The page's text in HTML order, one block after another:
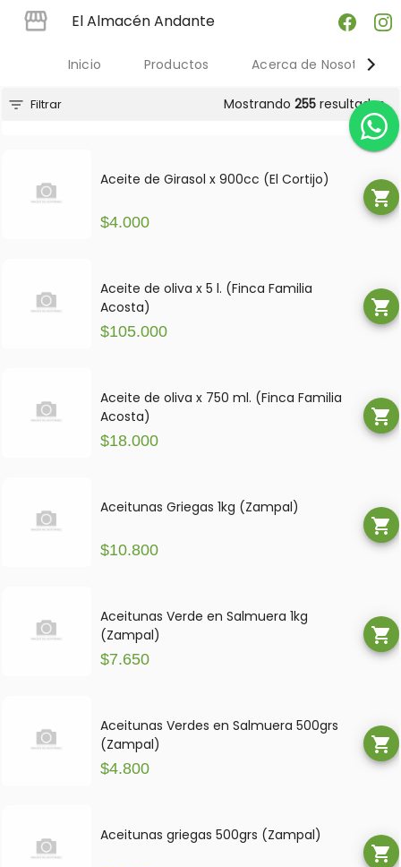
El Almacén Andante
Inicio Productos Acerca de Nosotres
filter_list Filtrar Mostrando 255 resultados
Aceite de Girasol x 900cc (El Cortijo)
$4.000
shopping_cart
Aceite de oliva x 5 l. (Finca Familia
Acosta)
$105.000
shopping_cart
Aceite de oliva x 750 ml. (Finca Familia
Acosta)
$18.000
shopping_cart
Aceitunas Griegas 1kg (Zampal)
$10.800
shopping_cart
Aceitunas Verde en Salmuera 1kg
(Zampal)
$7.650
shopping_cart
Aceitunas Verdes en Salmuera 500grs
(Zampal)
$4.800
shopping_cart
Aceitunas griegas 500grs (Zampal)
shopping_cart